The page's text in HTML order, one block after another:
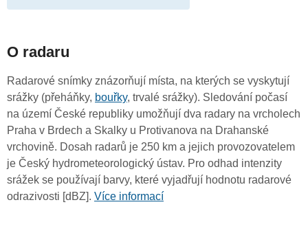
O radaru
Radarové snímky znázorňují místa, na kterých se vyskytují
srážky (přeháňky, bouřky, trvalé srážky). Sledování počasí
na území České republiky umožňují dva radary na vrcholech
Praha v Brdech a Skalky u Protivanova na Drahanské
vrchovině. Dosah radarů je 250 km a jejich provozovatelem
je Český hydrometeorologický ústav. Pro odhad intenzity
srážek se používají barvy, které vyjadřují hodnotu radarové
odrazivosti [dBZ]. Více informací